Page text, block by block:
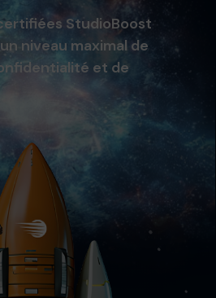
StudioBoost
niveau maximal de
et de